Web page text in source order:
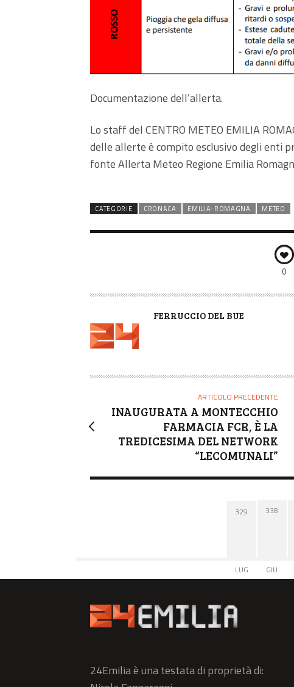
Documentazione dell’allerta.
Lo staff del CENTRO METEO EMILIA
delle allerte è compito esclusivo degli enti
fonte Allerta Meteo Regione Emilia
CATEGORIE CRONACA EMILIA-ROMAGNA METEO
0
A
R
FERRUCCIO DEL BUE
ARTICOLO PRECEDENTE
INAUGURATA A MONTECCHIO
FARMACIA FCR, È LA
TREDICESIMA DEL NETWORK
“LECOMUNALI”
329
LUG
338
GIU
24Emilia è una testata di proprietà di: